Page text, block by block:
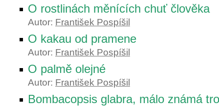
O rostlinách měnících chuť člověka
Autor: František Pospíšil
O kakau od pramene
Autor: František Pospíšil
O palmě olejné
Autor: František Pospíšil
Bombacopsis glabra, málo známá